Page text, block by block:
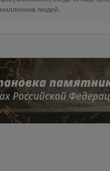
миллионов людей.